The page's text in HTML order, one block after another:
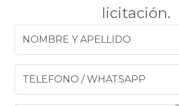
licitación.